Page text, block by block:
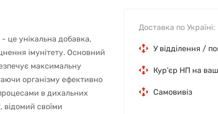
- це унікальна добавка,
імунітету. Основний
максимальну
організму ефективно
в дихальних
своїми
Доставка по Україні:
У відділення /
Кур'єр НП на
Самовивіз